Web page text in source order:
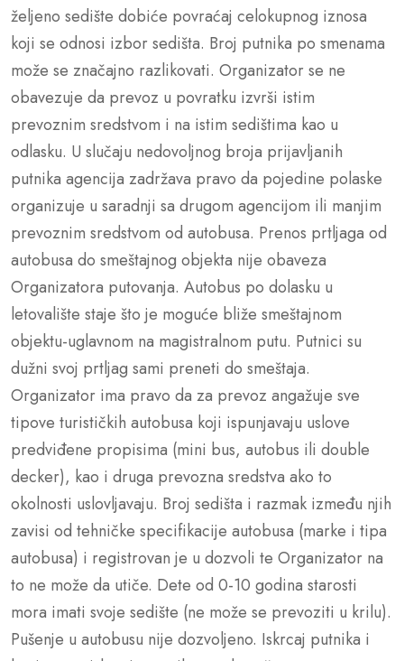
željeno sedište dobiće povraćaj celokupnog iznosa
koji se odnosi izbor sedišta. Broj putnika po smenama
može se značajno razlikovati. Organizator se ne
obavezuje da prevoz u povratku izvrši istim
prevoznim sredstvom i na istim sedištima kao u
odlasku. U slučaju nedovoljnog broja prijavljanih
putnika agencija zadržava pravo da pojedine polaske
organizuje u saradnji sa drugom agencijom ili manjim
prevoznim sredstvom od autobusa. Prenos prtljaga od
autobusa do smeštajnog objekta nije obaveza
Organizatora putovanja. Autobus po dolasku u
letovalište staje što je moguće bliže smeštajnom
objektu-uglavnom na magistralnom putu. Putnici su
dužni svoj prtljag sami preneti do smeštaja.
Organizator ima pravo da za prevoz angažuje sve
tipove turističkih autobusa koji ispunjavaju uslove
predviđene propisima (mini bus, autobus ili double
decker), kao i druga prevozna sredstva ako to
okolnosti uslovljavaju. Broj sedišta i razmak između njih
zavisi od tehničke specifikacije autobusa (marke i tipa
autobusa) i registrovan je u dozvoli te Organizator na
to ne može da utiče. Dete od 0-10 godina starosti
mora imati svoje sedište (ne može se prevoziti u krilu).
Pušenje u autobusu nije dozvoljeno. Iskrcaj putnika i